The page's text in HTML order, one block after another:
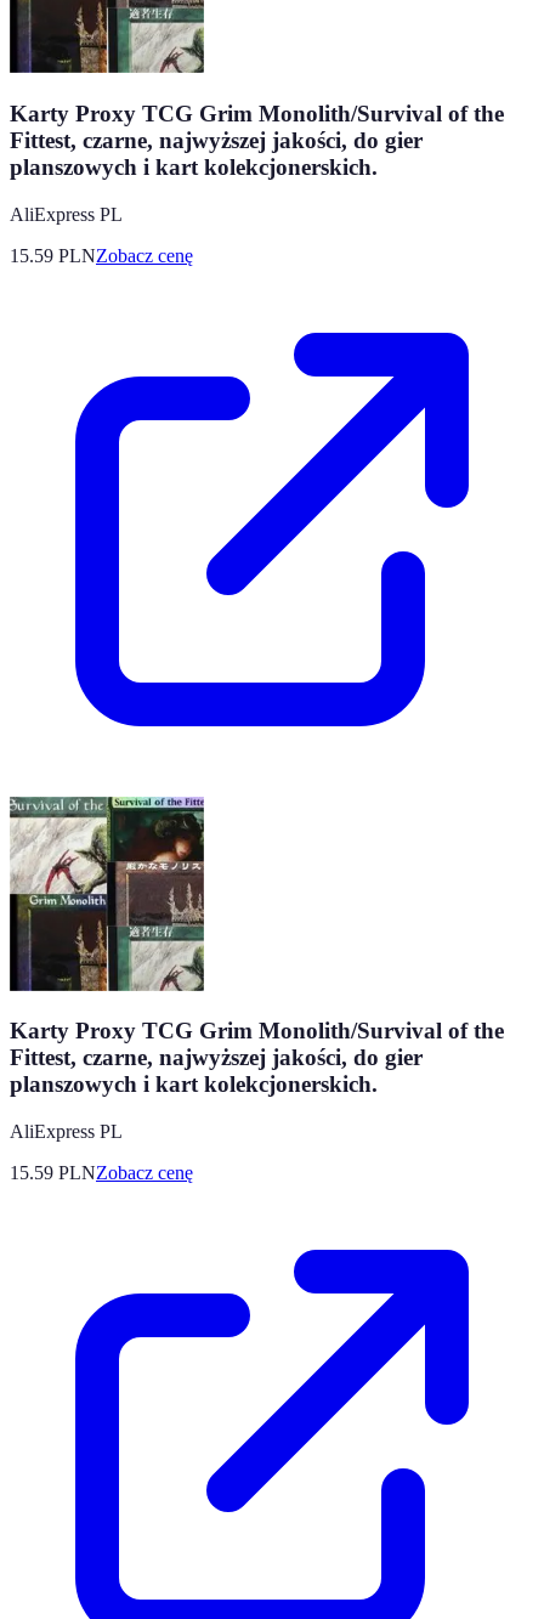
Karty Proxy TCG Grim Monolith/Survival of the
Fittest, czarne, najwyższej jakości, do gier
planszowych i kart kolekcjonerskich.
AliExpress PL
15.59 PLNZobacz cenę
Karty Proxy TCG Grim Monolith/Survival of the
Fittest, czarne, najwyższej jakości, do gier
planszowych i kart kolekcjonerskich.
AliExpress PL
15.59 PLNZobacz cenę